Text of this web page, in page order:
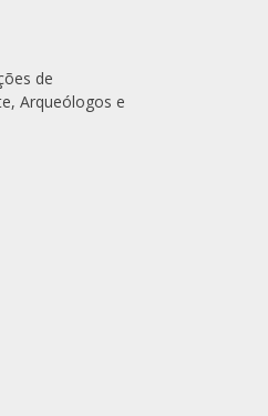
de
Arqueólogos e